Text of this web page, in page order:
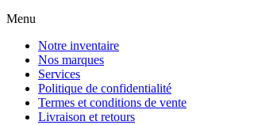
Menu
Notre inventaire
Nos marques
Services
Politique de confidentialité
Termes et conditions de vente
Livraison et retours